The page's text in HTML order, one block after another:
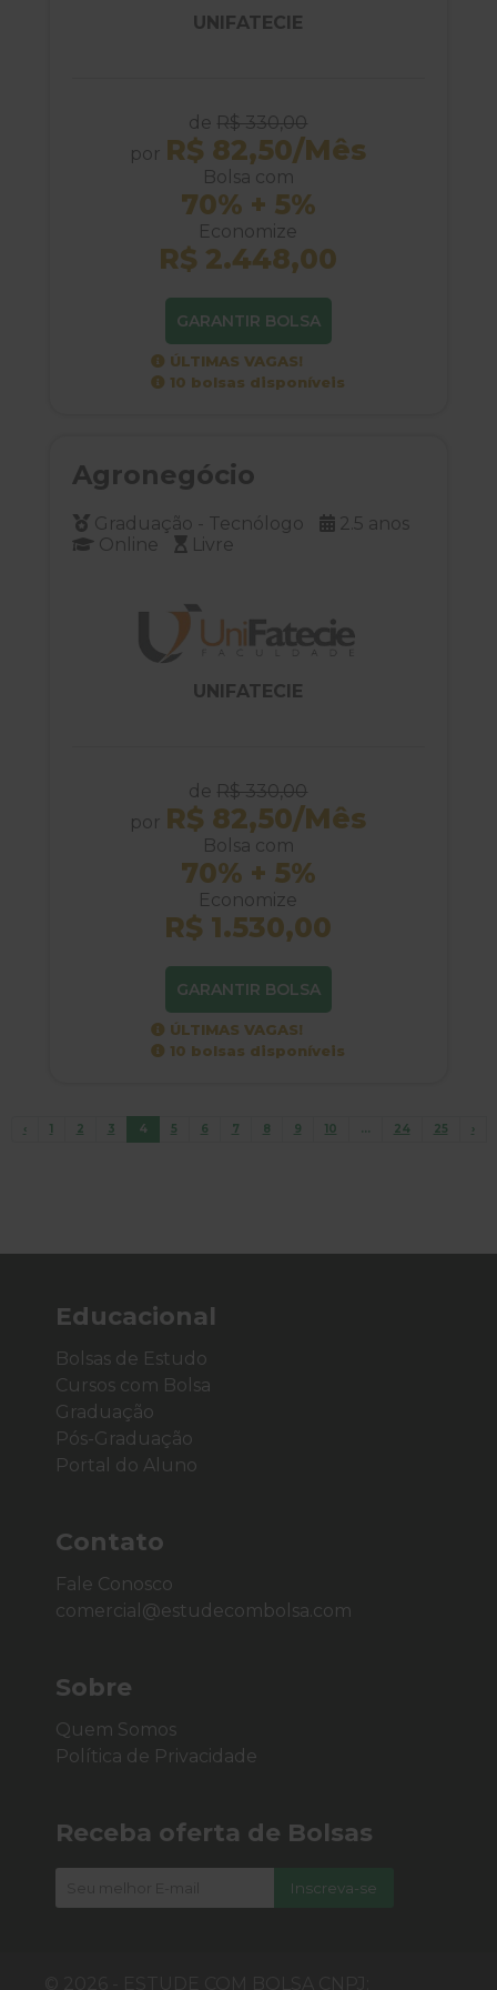
UNIFATECIE
de R$ 330,00
por R$ 82,50/Mês
Bolsa com
70% + 5%
Economize
R$ 2.448,00
GARANTIR BOLSA
ÚLTIMAS VAGAS!
10 bolsas disponíveis
Agronegócio
Graduação - Tecnólogo
2.5 anos
Online
Livre
UNIFATECIE
de R$ 330,00
por R$ 82,50/Mês
Bolsa com
70% + 5%
Economize
R$ 1.530,00
GARANTIR BOLSA
ÚLTIMAS VAGAS!
10 bolsas disponíveis
‹ 1 2 3 4 5 6 7 8 9 10 ... 24 25 ›
Educacional
Bolsas de Estudo
Cursos com Bolsa
Graduação
Pós-Graduação
Portal do Aluno
Contato
Fale Conosco
comercial@estudecombolsa.com
Sobre
Quem Somos
Política de Privacidade
Receba oferta de Bolsas